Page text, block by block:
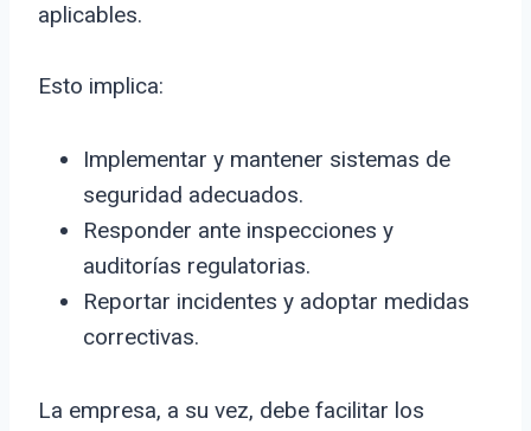
aplicables.
Esto implica:
Implementar y mantener sistemas de
seguridad adecuados.
Responder ante inspecciones y
auditorías regulatorias.
Reportar incidentes y adoptar medidas
correctivas.
La empresa, a su vez, debe facilitar los